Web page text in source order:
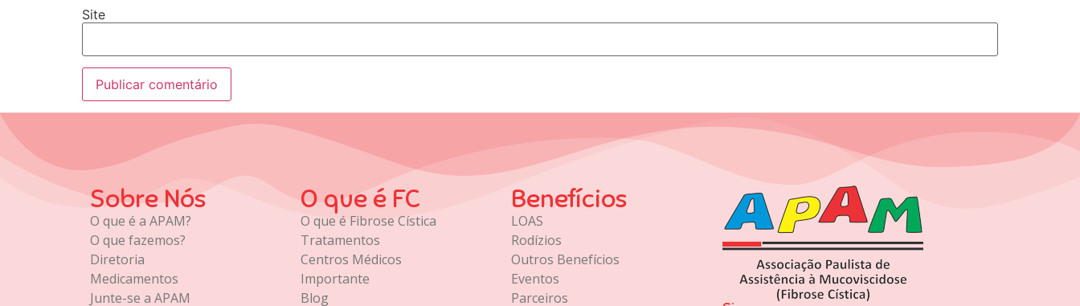
Site
Sobre Nós
O que é a APAM?
O que fazemos?
Diretoria
Medicamentos
Junte-se a APAM
O que é FC
O que é Fibrose Cística
Tratamentos
Centros Médicos
Importante
Blog
Benefícios
LOAS
Rodízios
Outros Benefícios
Eventos
Parceiros